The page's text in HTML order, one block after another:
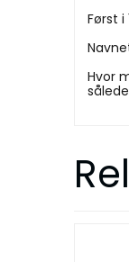
Først
Hvor